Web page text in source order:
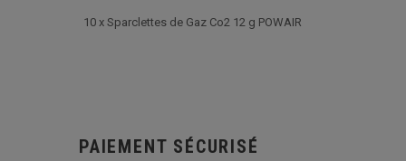
10 x Sparclettes de Gaz Co2 12 g POWAIR
PAIEMENT SÉCURISÉ